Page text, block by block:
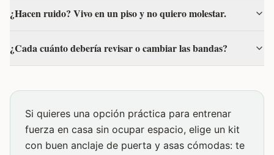
¿Hacen ruido? Vivo en un piso y no quiero molestar.
¿Cada cuánto debería revisar o cambiar las bandas?
Si quieres una opción práctica para entrenar
fuerza en casa sin ocupar espacio, elige un kit
con buen anclaje de puerta y asas cómodas: te